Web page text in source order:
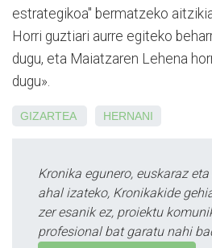
estrategikoa" bermatzeko
Horri guztiari aurre egiteko
dugu, eta Maiatzaren Lehena
dugu».
GIZARTEA HERNANI
Kronika egunero, euskaraz
ahal izateko, Kronikakide
zer esanik ez, proiektu
profesional bat garatu nahi